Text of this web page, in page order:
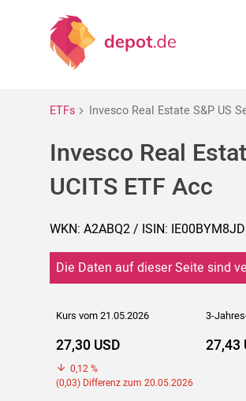
ETFs Invesco Real Estate S&P US
Invesco Real
UCITS ETF Acc
WKN: A2ABQ2 / ISIN:
Die Daten auf dieser Seite sind
Kurs vom 21.05.2026 3-
27,30 USD
0,12 %
(0,03) Differenz zum 20.05.2026
27,43